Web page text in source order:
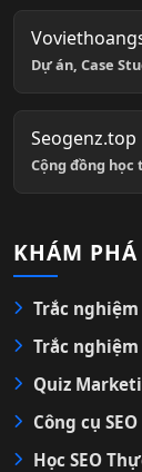
Dự án, Case
Seogenz.top
Cộng đồng học
KHÁM PHÁ
Trắc nghiệm
Trắc nghiệm
Quiz
Công cụ
Học SEO